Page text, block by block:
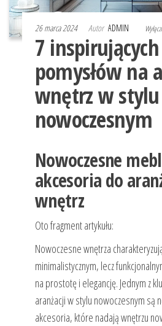
26 marca 2024 Autor ADMIN
7 inspirujących
pomysłów na
wnętrz w stylu
nowoczesnym
Nowoczesne
akcesoria do
wnętrz
Oto fragment artykułu:
Nowoczesne wnętrza
minimalistycznym, lecz
na prostotę i elegancję. Jednym z
aranżacji w stylu nowoczesnym są
akcesoria, które nadają wnętrzu